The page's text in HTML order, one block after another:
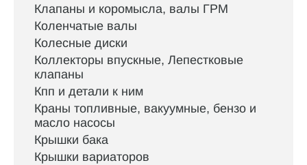
Клапаны и коромысла, валы ГРМ
Коленчатые валы
Колесные диски
Коллекторы впускные, Лепестковые
клапаны
Кпп и детали к ним
Краны топливные, вакуумные, бензо и
масло насосы
Крышки бака
Крышки вариаторов